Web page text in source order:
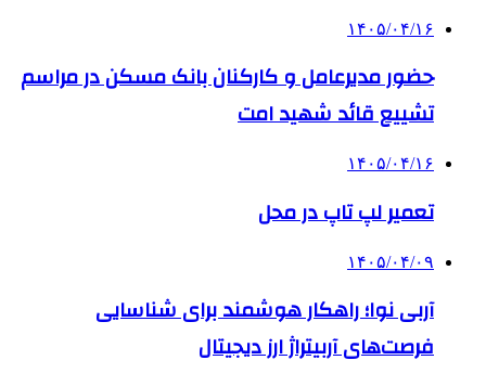
۱۴۰۵/۰۴/۱۶
حضور مدیرعامل و کارکنان بانک مسکن در مراسم
تشییع قائد شهید امت
۱۴۰۵/۰۴/۱۶
تعمیر لپ تاپ در محل
۱۴۰۵/۰۴/۰۹
آربی نوا؛ راهکار هوشمند برای شناسایی
فرصت‌های آربیتراژ ارز دیجیتال